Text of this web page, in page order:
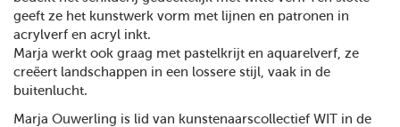
geeft ze het kunstwerk vorm met lijnen en patronen in
acrylverf en acryl inkt.
Marja werkt ook graag met pastelkrijt en aquarelverf, ze
creëert landschappen in een lossere stijl, vaak in de
buitenlucht.
Marja Ouwerling is lid van kunstenaarscollectief WIT in de